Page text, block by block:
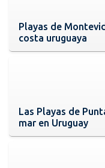
Playas de
costa uruguaya
Las Playas de
mar en Uruguay